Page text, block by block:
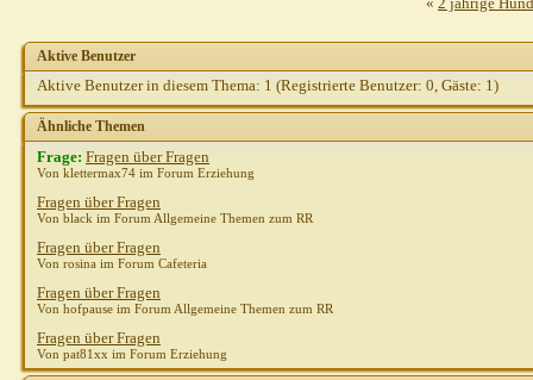
Aktive Benutzer
Aktive Benutzer in diesem Thema: 1 (Registrierte Benutzer: 0, Gäste: 1)
Ähnliche Themen
Frage: Fragen über Fragen
Von klettermax74 im Forum Erziehung
Fragen über Fragen
Von black im Forum Allgemeine Themen zum RR
Fragen über Fragen
Von rosina im Forum Cafeteria
Fragen über Fragen
Von hofpause im Forum Allgemeine Themen zum RR
Fragen über Fragen
Von pat81xx im Forum Erziehung